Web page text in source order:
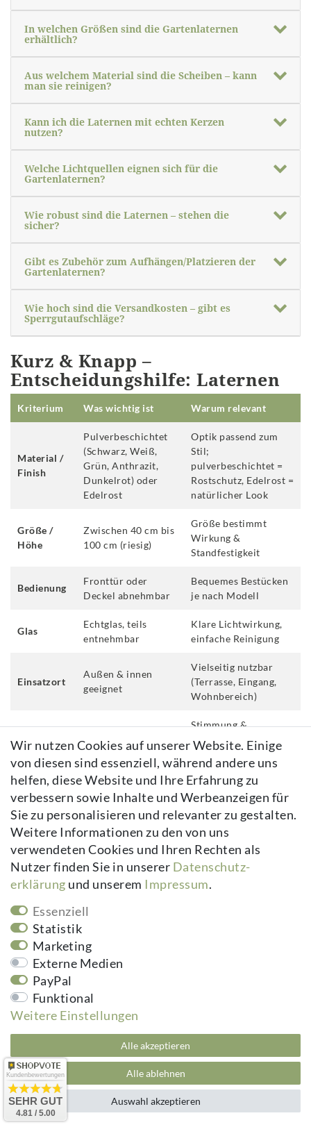
In welchen Größen sind die Gartenlaternen
erhältlich?
Aus welchem Material sind die Scheiben – kann
man sie reinigen?
Kann ich die Laternen mit echten Kerzen
nutzen?
Welche Lichtquellen eignen sich für die
Gartenlaternen?
Wie robust sind die Laternen – stehen die
sicher?
Gibt es Zubehör zum Aufhängen/Platzieren der
Gartenlaternen?
Wie hoch sind die Versandkosten – gibt es
Sperrgutaufschläge?
Kurz & Knapp –
Entscheidungshilfe: Laternen
Kriterium Was wichtig ist Warum relevant
Material /
Finish
Pulverbeschichtet
(Schwarz, Weiß,
Grün, Anthrazit,
Dunkelrot) oder
Edelrost
Optik passend zum
Stil;
pulverbeschichtet =
Rostschutz, Edelrost =
natürlicher Look
Größe /
Höhe
Zwischen 40 cm bis
100 cm (riesig)
Größe bestimmt
Wirkung &
Standfestigkeit
Bedienung
Fronttür oder
Deckel abnehmbar
Bequemes Bestücken
je nach Modell
Glas
Echtglas, teils
entnehmbar
Klare Lichtwirkung,
einfache Reinigung
Einsatzort
Außen & innen
geeignet
Vielseitig nutzbar
(Terrasse, Eingang,
Wohnbereich)
Lichtquelle
Kerze, LED-Kerze,
Solar
Stimmung &
Brandschutz flexibel;
kein Strom nötig bei
Solar
Sicherheit
Belüftete Deckel /
Luftlöcher
Verhindert
Wärmestau bei
Pflege
Echtglas abnehmbar
/ reinigbar
Schnell sauber,
langlebige Optik
Versand
Kuheiga
Gartenzubehör & Wohnaccessoires für Ihren Garten.
Telefon: 04154 4777
Ausstellung & Verkauf
Fertigung Rosenbögen
Wir nutzen Cookies auf unserer Website. Einige
von diesen sind essenziell, während andere uns
helfen, diese Website und Ihre Erfahrung zu
verbessern sowie Inhalte und Werbeanzeigen für
Sie zu personalisieren und relevanter zu gestalten.
Weitere Informationen zu den von uns
verwendeten Cookies und Ihren Rechten als
Nutzer finden Sie in unserer Daten­schutz­
erklärung und unserem Impressum.
Essenziell
Statistik
Marketing
Externe Medien
PayPal
Funktional
Weitere Einstellungen
Alle akzeptieren
Alle ablehnen
Auswahl akzeptieren
Kundenbewertungen
SEHR GUT
4.81 / 5.00